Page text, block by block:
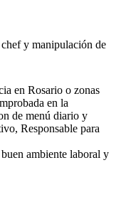
y manipulación de
en Rosario o zonas
en la
de menú diario y
Responsable para
ambiente laboral y